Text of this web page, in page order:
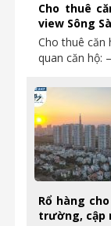
Cho thuê
view Sông
Cho thuê căn
quan căn hộ:
Rổ hàng
trường, cập